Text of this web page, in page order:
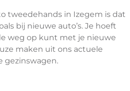
tweedehands in Izegem is dat
bij nieuwe auto’s. Je hoeft
weg op kunt met je nieuwe
maken uit ons actuele
gezinswagen.